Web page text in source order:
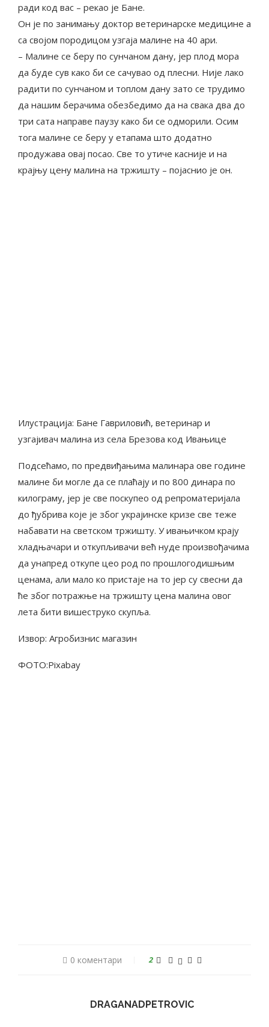
ради код вас – рекао је Бане.
Он је по занимању доктор ветеринарске медицине а
са својом породицом узгаја малине на 40 ари.
– Малине се беру по сунчаном дану, јер плод мора
да буде сув како би се сачувао од плесни. Није лако
радити по сунчаном и топлом дану зато се трудимо
да нашим берачима обезбедимо да на свака два до
три сата направе паузу како би се одморили. Осим
тога малине се беру у етапама што додатно
продужава овај посао. Све то утиче касније и на
крајњу цену малина на тржишту – појаснио је он.
Илустрација: Бане Гавриловић, ветеринар и
узгајивач малина из села Брезова код Ивањице
Подсећамо, по предвиђањима малинара ове године
малине би могле да се плаћају и по 800 динара по
килограму, јер је све поскупео од репроматеријала
до ђубрива које је због украјинске кризе све теже
набавати на светском тржишту. У ивањичком крају
хладњачари и откупљивачи већ нуде произвођачима
да унапред откупе цео род по прошлогодишњим
ценама, али мало ко пристаје на то јер су свесни да
ће због потражње на тржишту цена малина овог
лета бити вишеструко скупља.
Извор: Агробизнис магазин
ФОТО:Pixabay
0 коментари 2
DRAGANADPETROVIC